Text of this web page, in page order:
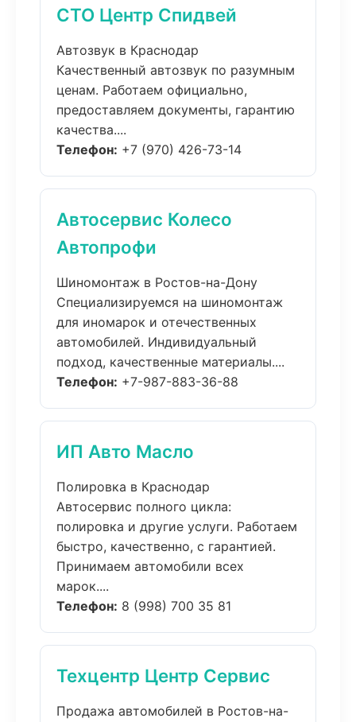
СТО Центр Спидвей
Автозвук в Краснодар
Качественный автозвук по разумным
ценам. Работаем официально,
предоставляем документы, гарантию
качества....
Телефон: +7 (970) 426-73-14
Автосервис Колесо
Автопрофи
Шиномонтаж в Ростов-на-Дону
Специализируемся на шиномонтаж
для иномарок и отечественных
автомобилей. Индивидуальный
подход, качественные материалы....
Телефон: +7-987-883-36-88
ИП Авто Масло
Полировка в Краснодар
Автосервис полного цикла:
полировка и другие услуги. Работаем
быстро, качественно, с гарантией.
Принимаем автомобили всех
марок....
Телефон: 8 (998) 700 35 81
Техцентр Центр Сервис
Продажа автомобилей в Ростов-на-